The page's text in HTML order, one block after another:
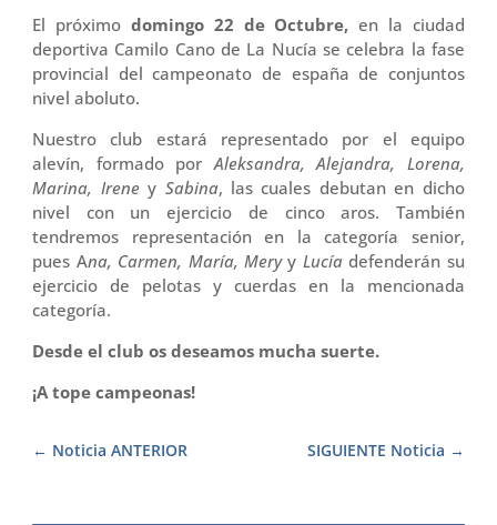
El próximo domingo 22 de Octubre, en la ciudad
deportiva Camilo Cano de La Nucía se celebra la fase
provincial del campeonato de españa de conjuntos
nivel aboluto.
Nuestro club estará representado por el equipo
alevín, formado porAleksandra, Alejandra, Lorena,
Marina, Ireney Sabina, las cuales debutan en dicho
nivel con un ejercicio de cinco aros. También
tendremos representación en la categoría senior,
pues Ana, Carmen, María, Meryy Lucíadefenderán su
ejercicio de pelotas y cuerdas en la mencionada
categoría.
Desde el club os deseamos mucha suerte.
¡A tope campeonas!
SIGUIENTE Noticia
Noticia ANTERIOR